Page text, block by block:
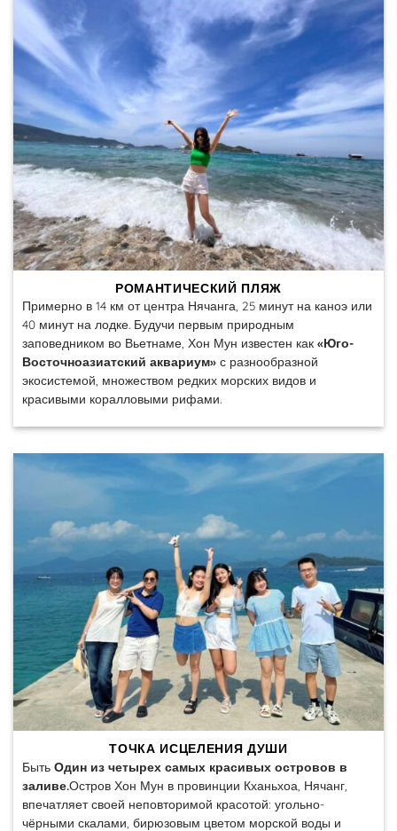
РОМАНТИЧЕСКИЙ ПЛЯЖ
Примерно в 14 км от центра Нячанга, 25 минут на каноэ или
40 минут на лодке. Будучи первым природным
заповедником во Вьетнаме, Хон Мун известен как «Юго-
Восточноазиатский аквариум» с разнообразной
экосистемой, множеством редких морских видов и
красивыми коралловыми рифами.
ТОЧКА ИСЦЕЛЕНИЯ ДУШИ
Быть Один из четырех самых красивых островов в
заливе.Остров Хон Мун в провинции Кханьхоа, Нячанг,
впечатляет своей неповторимой красотой: угольно-
чёрными скалами, бирюзовым цветом морской воды и